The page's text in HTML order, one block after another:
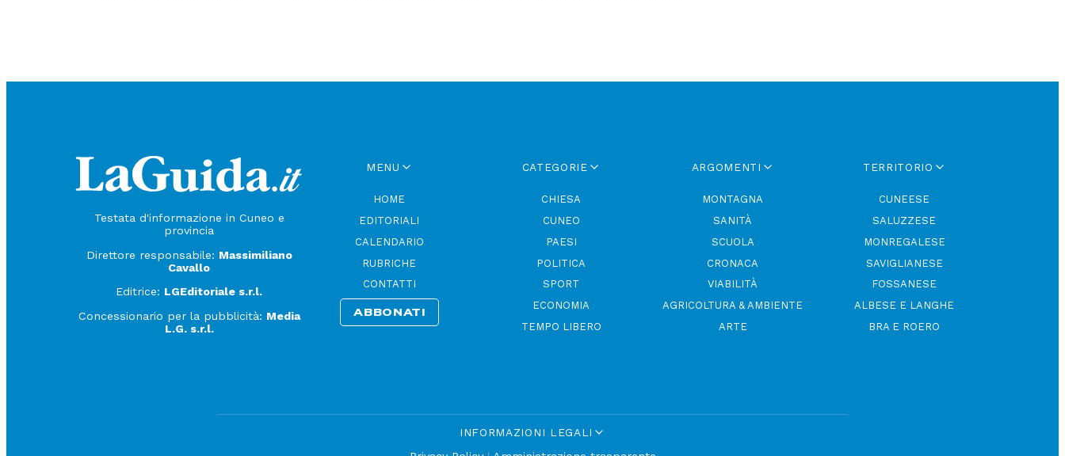
Testata d'informazione in Cuneo e
provincia
Direttore responsabile: Massimiliano
Cavallo
Editrice: LGEditoriale s.r.l.
Concessionario per la pubblicità: Media
L.G. s.r.l.
MENU
HOME
EDITORIALI
CALENDARIO
RUBRICHE
CONTATTI
ABBONATI
CATEGORIE
CHIESA
CUNEO
PAESI
POLITICA
SPORT
ECONOMIA
TEMPO LIBERO
ARGOMENTI
MONTAGNA
SANITÀ
SCUOLA
CRONACA
VIABILITÀ
AGRICOLTURA & AMBIENTE
ARTE
TERRITORIO
CUNEESE
SALUZZESE
MONREGALESE
SAVIGLIANESE
FOSSANESE
ALBESE E LANGHE
BRA E ROERO
INFORMAZIONI LEGALI